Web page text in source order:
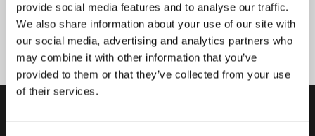
provide social media features and to analyse our traffic.
We also share information about your use of our site with
our social media, advertising and analytics partners who
may combine it with other information that you’ve
provided to them or that they’ve collected from your use
of their services.
Aanmelden